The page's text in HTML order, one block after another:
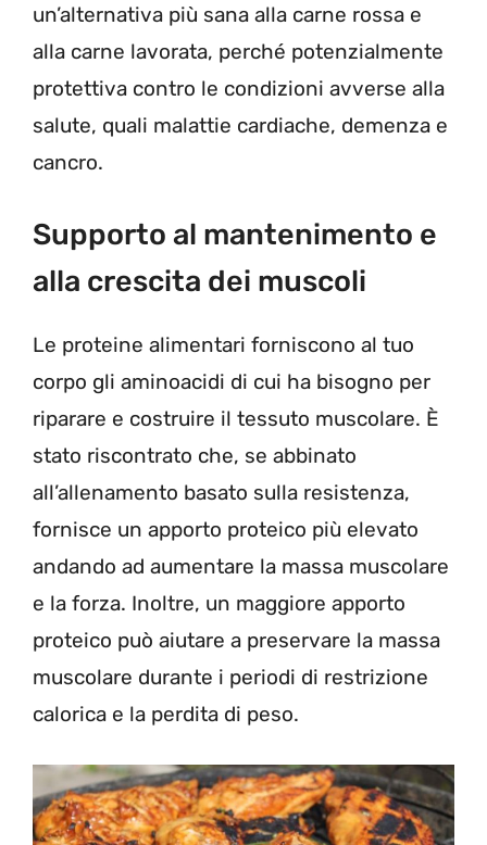
un’alternativa più sana alla carne rossa e
alla carne lavorata, perché potenzialmente
protettiva contro le condizioni avverse alla
salute, quali malattie cardiache, demenza e
cancro.
Supporto al mantenimento e
alla crescita dei muscoli
Le proteine ​​alimentari forniscono al tuo
corpo gli aminoacidi di cui ha bisogno per
riparare e costruire il tessuto muscolare. È
stato riscontrato che, se abbinato
all’allenamento basato sulla resistenza,
fornisce un apporto proteico più elevato
andando ad aumentare la massa muscolare
e la forza. Inoltre, un maggiore apporto
proteico può aiutare a preservare la massa
muscolare durante i periodi di restrizione
calorica e la perdita di peso.